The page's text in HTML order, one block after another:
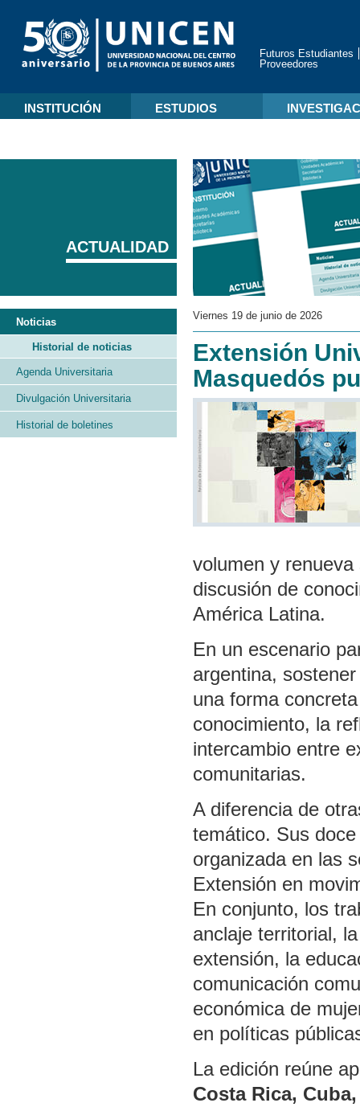
Futuros Estudiantes
Proveedores
INSTITUCIÓN ESTUDIOS
Viernes 19 de junio de 2026
Extensión
Masquedós
volumen y
discusión de
América Latina.
En un escenario
argentina,
una forma
conocimiento, la
intercambio entre
comunitarias.
A diferencia de
temático. Sus
organizada en las
Extensión en
En conjunto, los
anclaje territorial,
extensión, la
comunicación
económica de
en políticas
La edición reúne
Costa Rica,
ACTUALIDAD
Noticias
Historial de noticias
Agenda Universitaria
Divulgación Universitaria
Historial de boletines